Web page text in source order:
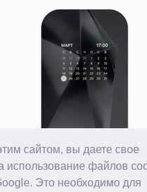
сайтом, вы даете свое
использование файлов
Это необходимо для